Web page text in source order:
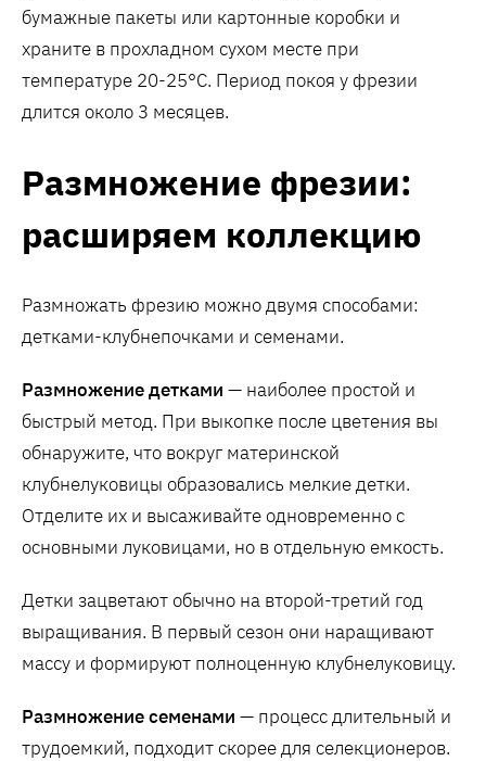
бумажные пакеты или картонные коробки и
храните в прохладном сухом месте при
температуре 20-25°C. Период покоя у фрезии
длится около 3 месяцев.
Размножение фрезии:
расширяем коллекцию
Размножать фрезию можно двумя способами:
детками-клубнепочками и семенами.
Размножение детками — наиболее простой и
быстрый метод. При выкопке после цветения вы
обнаружите, что вокруг материнской
клубнелуковицы образовались мелкие детки.
Отделите их и высаживайте одновременно с
основными луковицами, но в отдельную емкость.
Детки зацветают обычно на второй-третий год
выращивания. В первый сезон они наращивают
массу и формируют полноценную клубнелуковицу.
Размножение семенами — процесс длительный и
трудоемкий, подходит скорее для селекционеров.